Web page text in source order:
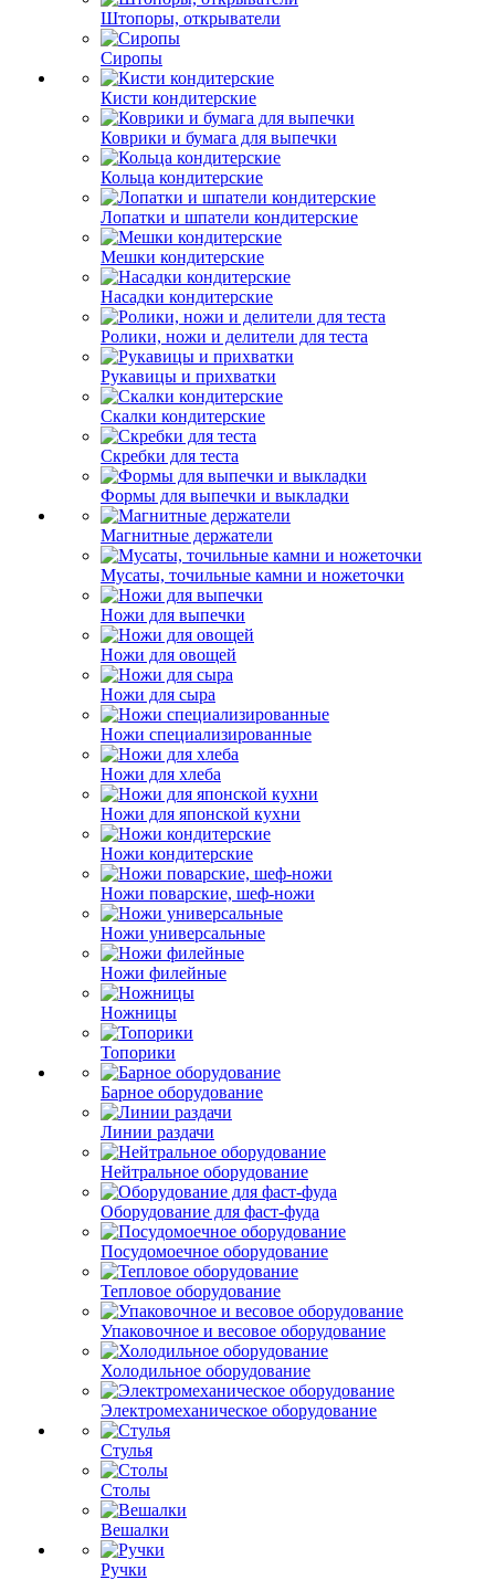
Штопоры, открыватели
Сиропы
Кисти кондитерские
Коврики и бумага для выпечки
Кольца кондитерские
Лопатки и шпатели кондитерские
Мешки кондитерские
Насадки кондитерские
Ролики, ножи и делители для теста
Рукавицы и прихватки
Скалки кондитерские
Скребки для теста
Формы для выпечки и выкладки
Магнитные держатели
Мусаты, точильные камни и ножеточки
Ножи для выпечки
Ножи для овощей
Ножи для сыра
Ножи специализированные
Ножи для хлеба
Ножи для японской кухни
Ножи кондитерские
Ножи поварские, шеф-ножи
Ножи универсальные
Ножи филейные
Ножницы
Топорики
Барное оборудование
Линии раздачи
Нейтральное оборудование
Оборудование для фаст-фуда
Посудомоечное оборудование
Тепловое оборудование
Упаковочное и весовое оборудование
Холодильное оборудование
Электромеханическое оборудование
Стулья
Столы
Вешалки
Ручки